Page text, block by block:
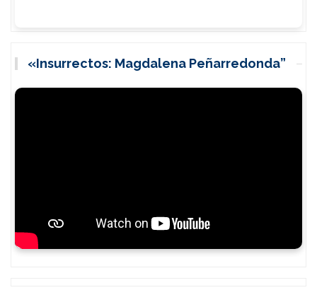
«Insurrectos: Magdalena Peñarredonda”